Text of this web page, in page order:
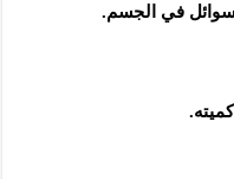
في الجسم.